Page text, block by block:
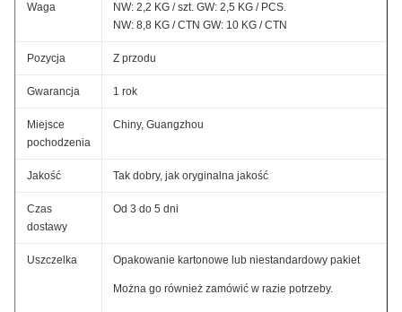
Waga
NW: 2,2 KG / szt. GW: 2,5 KG / PCS.
NW: 8,8 KG / CTN GW: 10 KG / CTN
Pozycja Z przodu
Gwarancja 1 rok
Miejsce
pochodzenia
Chiny, Guangzhou
Jakość Tak dobry, jak oryginalna jakość
Czas
dostawy
Od 3 do 5 dni
Uszczelka Opakowanie kartonowe lub niestandardowy pakiet
Można go również zamówić w razie potrzeby.